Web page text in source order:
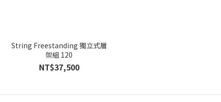
String Freestanding 獨立式層
架組 120
NT$37,500